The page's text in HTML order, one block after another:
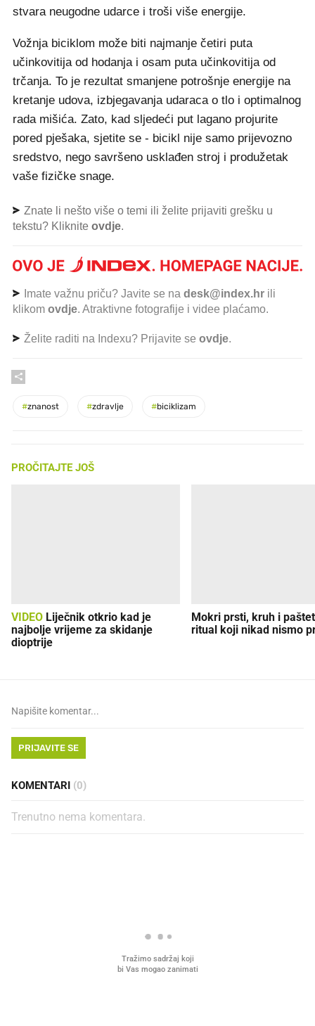
stvara neugodne udarce i troši više energije.
Vožnja biciklom može biti najmanje četiri puta
učinkovitija od hodanja i osam puta učinkovitija od
trčanja. To je rezultat smanjene potrošnje energije na
kretanje udova, izbjegavanja udaraca o tlo i optimalnog
rada mišića. Zato, kad sljedeći put lagano projurite
pored pješaka, sjetite se - bicikl nije samo prijevozno
sredstvo, nego savršeno usklađen stroj i produžetak
vaše fizičke snage.
Znate li nešto više o temi ili želite prijaviti grešku u
tekstu? Kliknite ovdje.
Imate važnu priču? Javite se na desk@index.hr ili
klikom ovdje. Atraktivne fotografije i videe plaćamo.
Želite raditi na Indexu? Prijavite se ovdje.
#znanost #zdravlje #biciklizam
PROČITAJTE JOŠ
VIDEO
najbolje vrijeme za skidanje
dioptrije
Mokri prsti, kruh i
ritual koji nikad nismo
PRIJAVITE SE
KOMENTARI (0)
Trenutno nema komentara.